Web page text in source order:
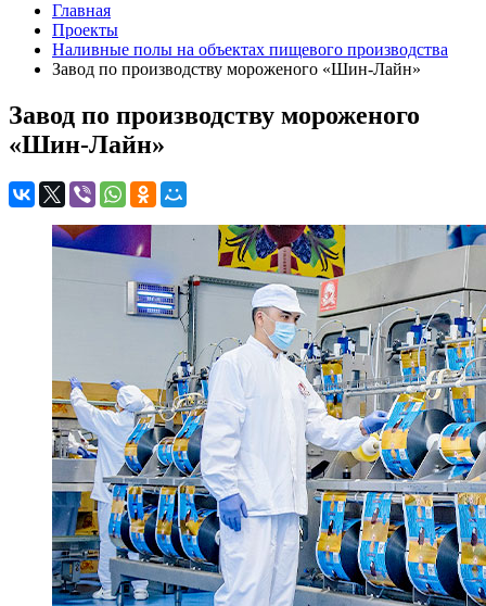
Главная
Проекты
Наливные полы на объектах пищевого производства
Завод по производству мороженого «Шин-Лайн»
Завод по производству мороженого
«Шин-Лайн»